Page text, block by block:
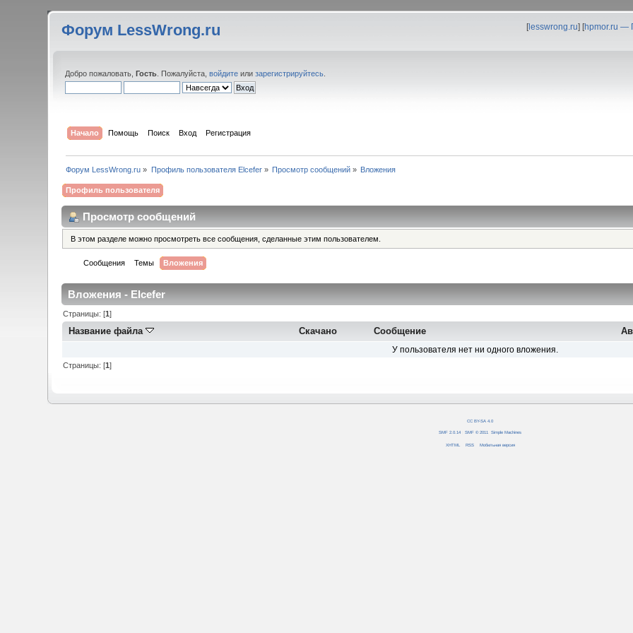
Форум LessWrong.ru [lesswrong.ru] [hpmor.ru
Добро пожаловать,Гость . Пожалуйста,войдите илизарегистрируйтесь
Начало Помощь Поиск Вход Регистрация
Форум LessWrong.ru » Профиль пользователя Elcefer» Просмотр сообщений » Вложения
Профиль пользователя
Просмотр сообщений
В этом разделе можно просмотреть все сообщения, сделанные этим пользователем.
Сообщения Темы Вложения
Вложения - Elcefer
Страницы: [1]
Название файла Скачано Сообщение
У пользователя нет ни одного вложения.
Страницы: [1]
CC BY-SA 4.0
SMF 2.0.14 SMF © 2011 Simple Machines
XHTML RSS Мобильная версия